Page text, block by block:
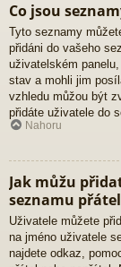
Co jsou
Tyto seznamy
přidáni do vašeho
uživatelském
stav a mohli jim
vzhledu můžou být
přidáte uživatele do
Nahoru
Jak můžu
seznamu
Uživatele můžete
na jméno uživatele
najdete odkaz,